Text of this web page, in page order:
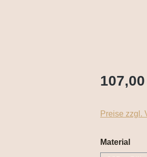
Preise zzgl.
Material